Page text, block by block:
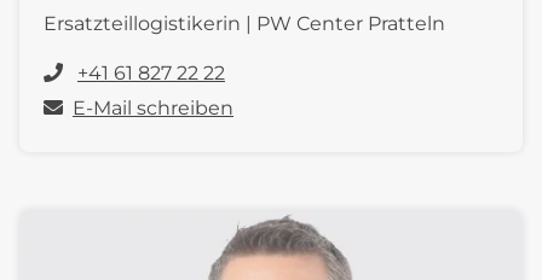
Ersatzteillogistikerin | PW Center Pratteln
+41 61 827 22 22
E-Mail schreiben